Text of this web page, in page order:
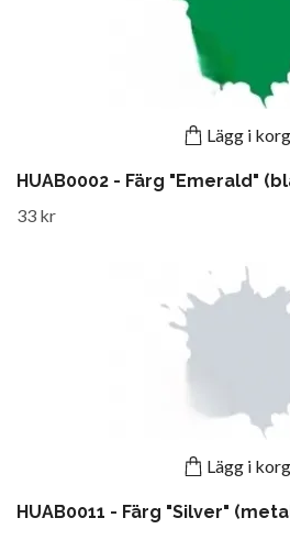
Lägg i
HUAB0002 - Färg "Emerald"
33 kr
Lägg i
HUAB0011 - Färg "Silver"